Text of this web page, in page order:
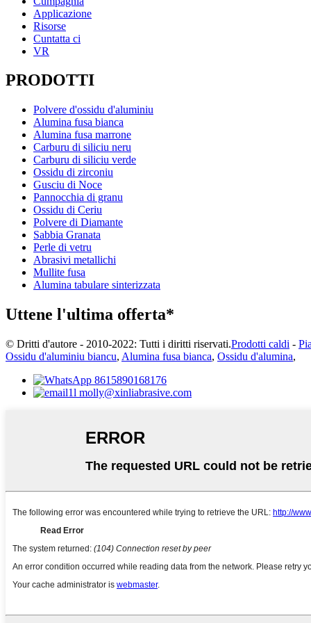
Applicazione
Risorse
Cuntatta ci
VR
PRODOTTI
Polvere d'ossidu d'aluminiu
Alumina fusa bianca
Alumina fusa marrone
Carburu di siliciu neru
Carburu di siliciu verde
Ossidu di zirconiu
Gusciu di Noce
Pannocchia di granu
Ossidu di Ceriu
Polvere di Diamante
Sabbia Granata
Perle di vetru
Abrasivi metallichi
Mullite fusa
Alumina tabulare sinterizzata
Uttene l'ultima offerta*
© Dritti d'autore - 2010-2022: Tutti i diritti riservati.Prodotti caldi -
Ossidu d'aluminiu biancu, Alumina fusa bianca, Ossidu d'alumina,
8615890168176
molly@xinliabrasive.com